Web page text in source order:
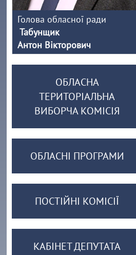
Голова обласної ради
Табунщик
Антон Вікторович
ОБЛАСНА
ТЕРИТОРІАЛЬНА
ВИБОРЧА КОМІСІЯ
ОБЛАСНІ ПРОГРАМИ
ПОСТІЙНІ КОМІСІЇ
КАБІНЕТ ДЕПУТАТА